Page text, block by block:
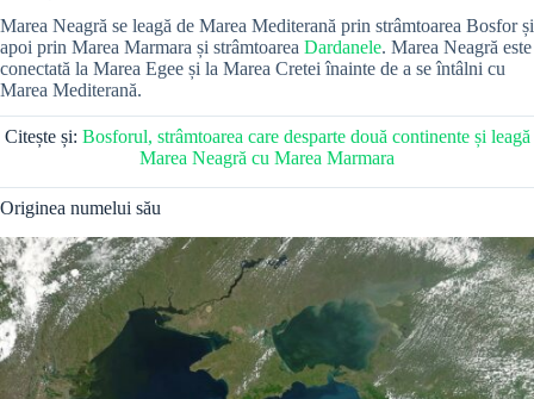
Marea Neagră se leagă de Marea Mediterană prin strâmtoarea Bosfor și
apoi prin Marea Marmara și strâmtoarea Dardanele. Marea Neagră este
conectată la Marea Egee și la Marea Cretei înainte de a se întâlni cu
Marea Mediterană.
Citește și: Bosforul, strâmtoarea care desparte două continente și leagă
Marea Neagră cu Marea Marmara
Originea numelui său